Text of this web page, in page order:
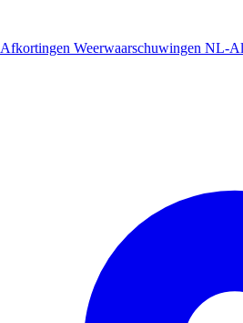
Afkortingen Weerwaarschuwingen NL-